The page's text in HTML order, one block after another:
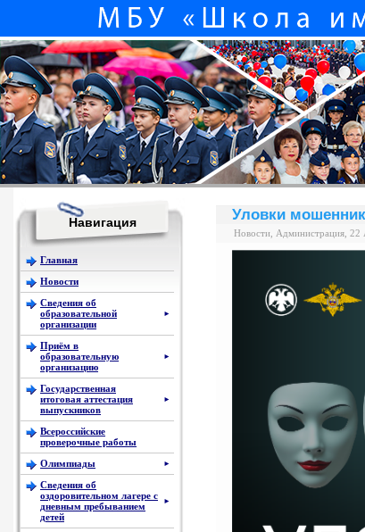
Навигация
Главная
Новости
Сведения об
образовательной
организации
►
Приём в
образовательную
организацию
►
Государственная
итоговая аттестация
выпускников
►
Всероссийские
проверочные работы
Олимпиады
►
Сведения об
оздоровительном лагере с
дневным пребыванием
детей
►
Уловки
Новости, Администрация, 22